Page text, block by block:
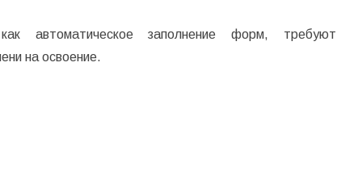
автоматическое заполнение форм, требуют
на освоение.